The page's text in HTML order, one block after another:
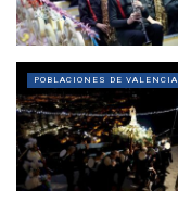
POBLACIONES DE VALENCIA